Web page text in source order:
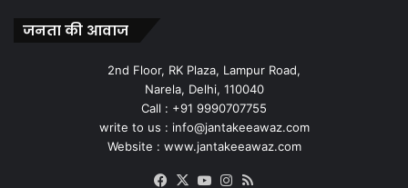
जनता की आवाज
2nd Floor, RK Plaza, Lampur Road,
Narela, Delhi, 110040
Call : +91 9990707755
write to us : info@jantakeeawaz.com
Website : www.jantakeeawaz.com
Facebook
X YouTubeInstagram